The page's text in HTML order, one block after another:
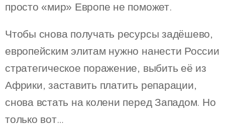
просто «мир» Европе не поможет.
Чтобы снова получать ресурсы задёшево,
европейским элитам нужно нанести России
стратегическое поражение, выбить её из
Африки, заставить платить репарации,
снова встать на колени перед Западом. Но
только вот…